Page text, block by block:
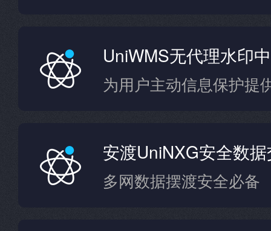
UniWMS无代理水印
安渡UniNXG安全数
多网数据摆渡安全必备